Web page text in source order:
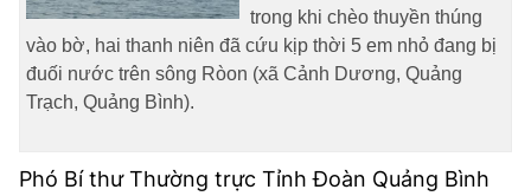
TIỆN ÍCH
LIÊN HỆ QUẢNG CÁO
Hotline: 0981.119.189
trong khi chèo thuyền thúng
vào bờ, hai thanh niên đã cứu kịp thời 5 em nhỏ đang bị
đuối nước trên sông Ròon (xã Cảnh Dương, Quảng
Trạch, Quảng Bình).
Phó Bí thư Thường trực Tỉnh Đoàn Quảng Bình